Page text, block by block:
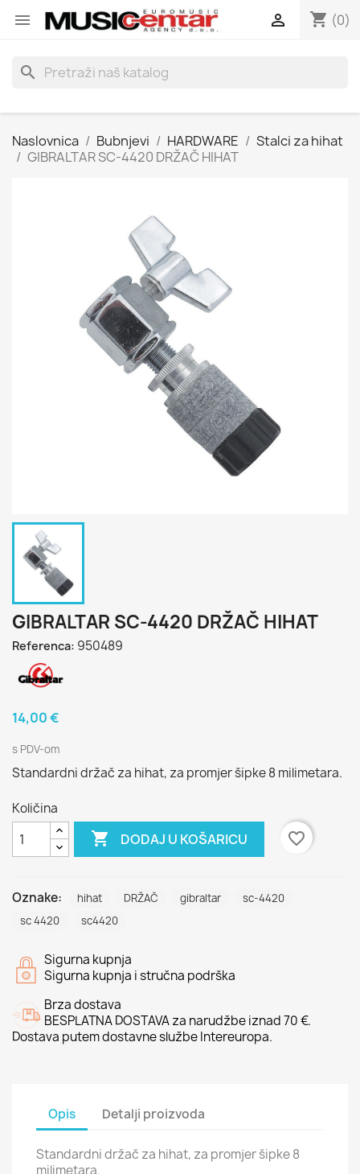
 shopping_cart (0)

search
Naslovnica Bubnjevi HARDWARE
Stalci za hihat
GIBRALTAR SC-4420 DRŽAČ HIHAT
GIBRALTAR SC-4420 DRŽAČ HIHAT
Referenca: 950489
14,00 €
s PDV-om
Standardni držač za hihat, za promjer šipke 8 milimetara.
Količina
 DODAJ U KOŠARICU favorite_border
Oznake: hihat DRŽAČ gibraltar
sc-4420
sc 4420
sc4420
Sigurna kupnja
Sigurna kupnja i stručna podrška
Brza dostava
BESPLATNA DOSTAVA za narudžbe iznad 70 €.
Dostava putem dostavne službe Intereuropa.
Opis Detalji proizvoda
Standardni držač za hihat, za promjer šipke 8
milimetara.